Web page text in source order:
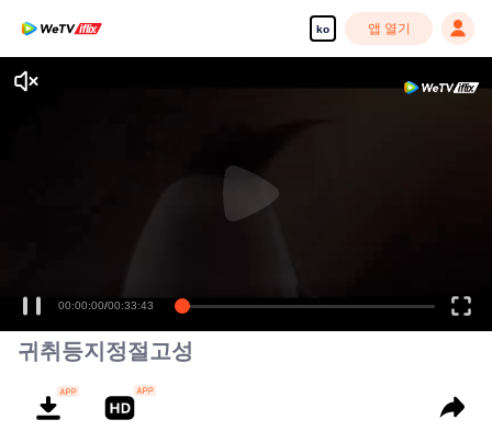
ko 앱 열기
00:00:00/00:33:43
귀취등지정절고성